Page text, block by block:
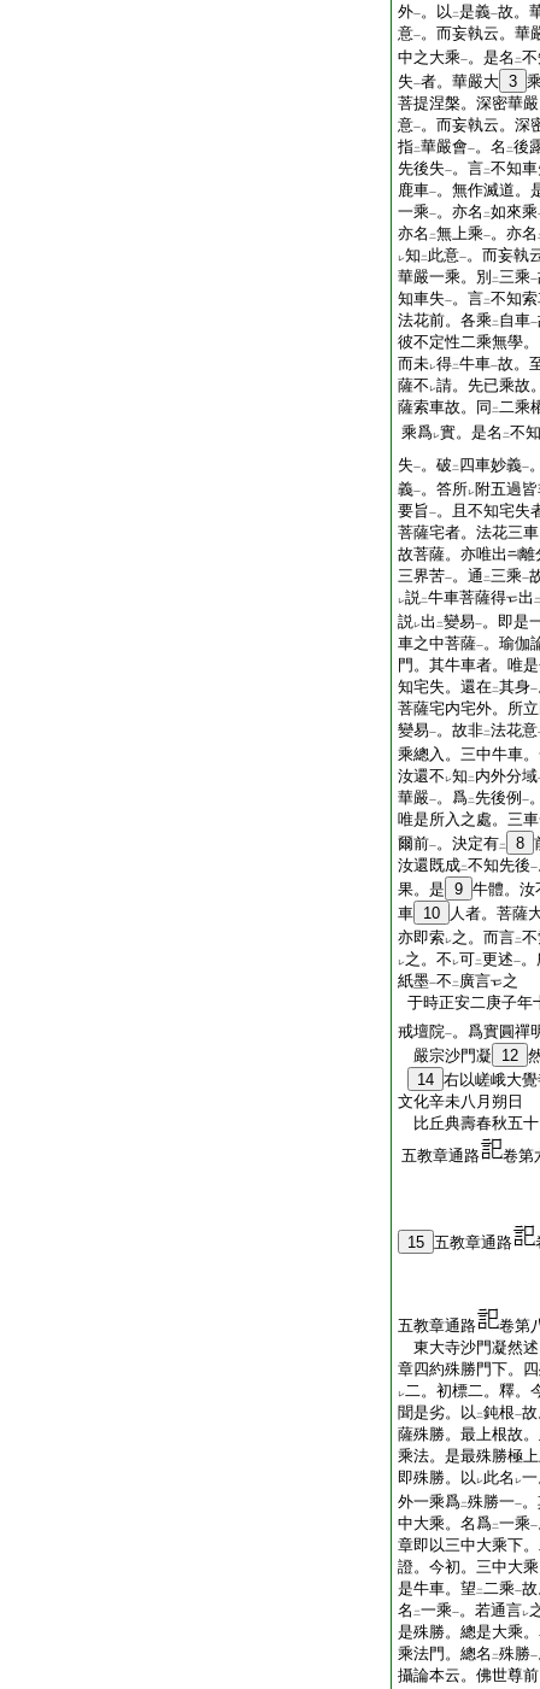
外一。以 二是義一故。
意一。而妄執云。華
中之大乘一。是名 二
失一者。華嚴大 3
菩提涅槃。深密華
意一。而妄執云。深
指二華嚴會一。名 二後
先後失一。言二不知
鹿車一。無作滅道。
一乘一。亦名 二如來乘
亦名 二無上乘一。亦名
レ知 二 此意一。而妄執
華嚴一乘。別
二三乘一
知車失一。言二不知
法花前。各乘 二 自車一
彼不定性二乘無學
而未レ得二牛車一故。
薩不 レ請。先已乘故
薩索車故。同 二二乘
乘爲レ實。是名 二不
失一。破 二 四車妙義一
義一。答所レ附五過
要旨一。且不知宅失
菩薩宅者。法花三
故菩薩。亦唯出
離
三界苦一。通 二三乘一
レ説二牛車菩薩得 出 二
説レ出 二變易一。即是
車之中菩薩一。瑜伽
門。其牛車者。唯
知宅失。還在二其身一
菩薩宅内宅外。所
變易一。故非二法花意
乘總入。三中牛車
汝還不 レ知 二 内外分域
華嚴一。爲二先後例 一
唯是所入之處。三
爾前一。決定有二 8
汝還既成二不知先後一
果。是 9 牛體。汝
車 10
人者。菩薩
亦即索レ之。而言二
レ之。不 レ可二更述一
紙墨一不 二 廣言
之
于時正安二庚子年
戒壇院一。爲實圓禪
嚴宗沙門凝
12
14 右以嵯峨大
文化辛未八月朔日
比丘典壽春秋五
五教章通路
卷第
15 五教章通路
五教章通路
卷第
東大寺沙門凝然
章四約殊勝門下。
レ二。初標二。釋。
聞是劣。以 二鈍根一
薩殊勝。最上根故
乘法。是最殊勝極
即殊勝。以 レ此名 レ
外一乘爲二殊勝一一
中大乘。名爲二一乘一
章即以三中大乘下
證。今初。三中大
是牛車。望 二二乘一
名 二一乘一。若通言レ
是殊勝。總是大乘
乘法門。總名 二殊勝一
攝論本云。佛世尊